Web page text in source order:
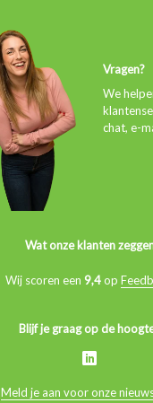
Vragen?
We
chat, e-
Wat onze klanten
Wij scoren een 9,4op
Blijf je graag op de
Meld je aan voor onze